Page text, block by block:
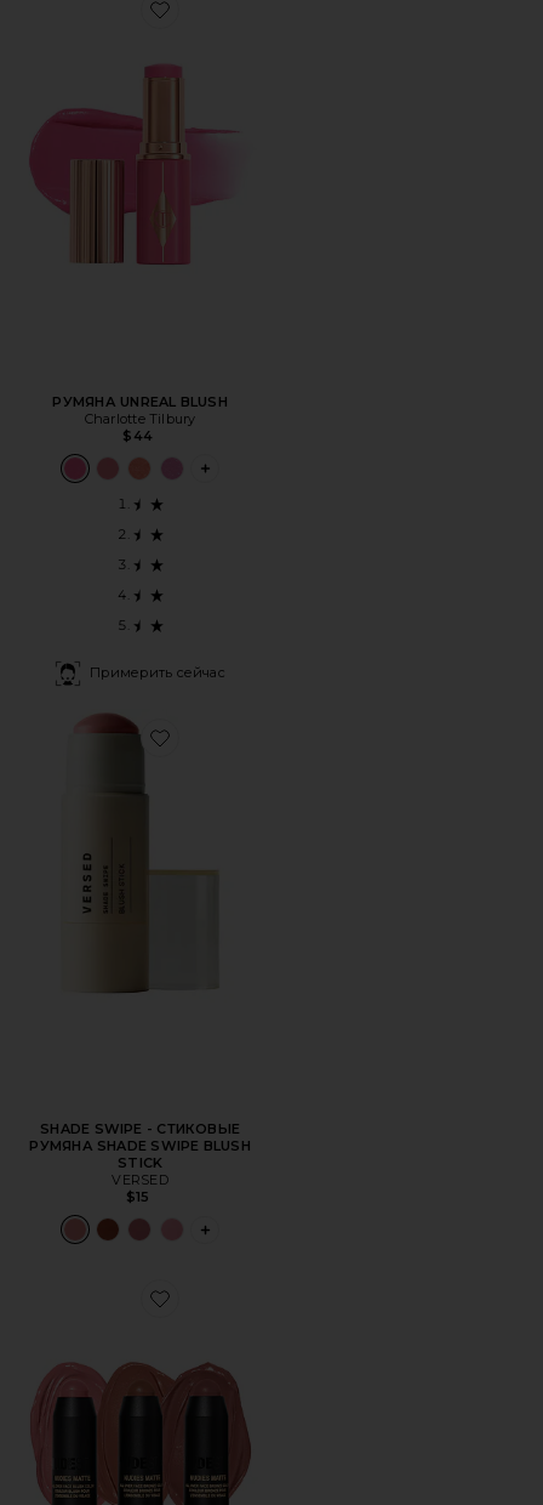
Favorite РУМЯНА UNREAL BLUSH
РУМЯНА UNREAL BLUSH
Charlotte Tilbury
$44
PLUS ICON TO SEE MORE OPTIONS FOR
Примерить сейчас
Favorite SHADE SWIPE - СТИКОВЫЕ РУМЯНА SHADE
SHADE SWIPE - СТИКОВЫЕ
РУМЯНА SHADE SWIPE BLUSH
STICK
VERSED
$15
PLUS ICON TO SEE MORE OPTIONS
Favorite НАБОР РУМЯНЕЦ И БРОНЗЕР SUNKISSED